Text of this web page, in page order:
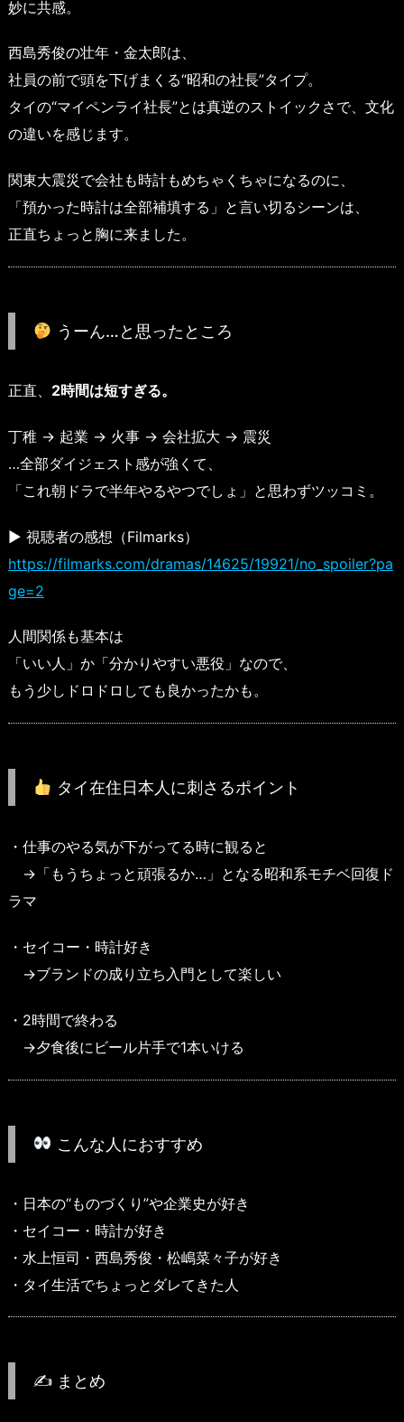
妙に共感。
西島秀俊の壮年・金太郎は、
社員の前で頭を下げまくる“昭和の社長”タイプ。
タイの“マイペンライ社長”とは真逆のストイックさで、文化
の違いを感じます。
関東大震災で会社も時計もめちゃくちゃになるのに、
「預かった時計は全部補填する」と言い切るシーンは、
正直ちょっと胸に来ました。
うーん…と思ったところ
正直、 2時間は短すぎる。
丁稚 → 起業 → 火事 → 会社拡大 → 震災
…全部ダイジェスト感が強くて、
「これ朝ドラで半年やるやつでしょ」と思わずツッコミ。
▶ 視聴者の感想（Filmarks）
https://filmarks.com/dramas/14625/19921/no_spoiler?pa
ge=2
人間関係も基本は
「いい人」か「分かりやすい悪役」なので、
もう少しドロドロしても良かったかも。
タイ在住日本人に刺さるポイント
・仕事のやる気が下がってる時に観ると
→「もうちょっと頑張るか…」となる昭和系モチベ回復ド
ラマ
・セイコー・時計好き
→ブランドの成り立ち入門として楽しい
・2時間で終わる
→夕食後にビール片手で1本いける
こんな人におすすめ
・日本の“ものづくり”や企業史が好き
・セイコー・時計が好き
・水上恒司・西島秀俊・松嶋菜々子が好き
・タイ生活でちょっとダレてきた人
✍ まとめ